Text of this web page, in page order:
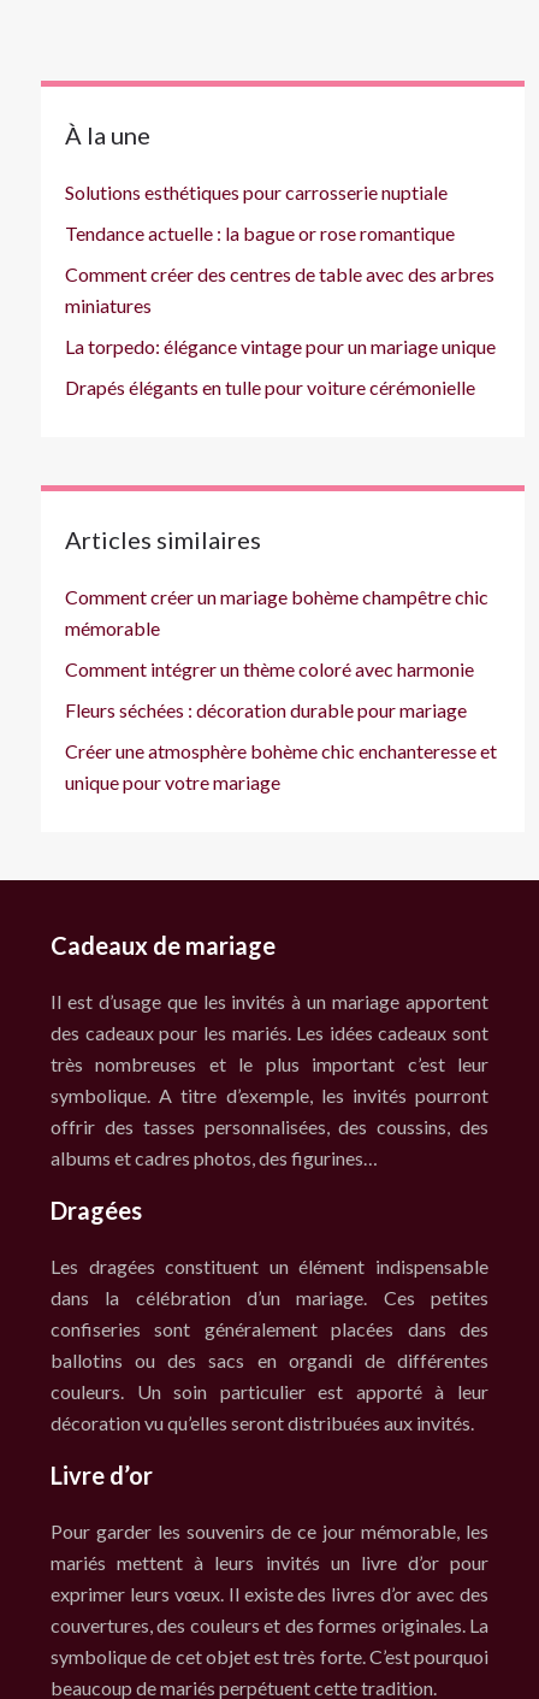
À la une
Solutions esthétiques pour carrosserie nuptiale
Tendance actuelle : la bague or rose romantique
Comment créer des centres de table avec des arbres
miniatures
La torpedo: élégance vintage pour un mariage unique
Drapés élégants en tulle pour voiture cérémonielle
Articles similaires
Comment créer un mariage bohème champêtre chic
mémorable
Comment intégrer un thème coloré avec harmonie
Fleurs séchées : décoration durable pour mariage
Créer une atmosphère bohème chic enchanteresse et
unique pour votre mariage
Cadeaux de mariage
Il est d’usage que les invités à un mariage apportent
des cadeaux pour les mariés. Les idées cadeaux sont
très nombreuses et le plus important c’est leur
symbolique. A titre d’exemple, les invités pourront
offrir des tasses personnalisées, des coussins, des
albums et cadres photos, des figurines…
Dragées
Les dragées constituent un élément indispensable
dans la célébration d’un mariage. Ces petites
confiseries sont généralement placées dans des
ballotins ou des sacs en organdi de différentes
couleurs. Un soin particulier est apporté à leur
décoration vu qu’elles seront distribuées aux invités.
Livre d’or
Pour garder les souvenirs de ce jour mémorable, les
mariés mettent à leurs invités un livre d’or pour
exprimer leurs vœux. Il existe des livres d’or avec des
couvertures, des couleurs et des formes originales. La
symbolique de cet objet est très forte. C’est pourquoi
beaucoup de mariés perpétuent cette tradition.